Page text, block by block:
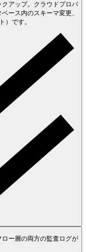
アップ。クラウドプロバ
ース内のスキーマ変更、
）です。
ー層の両方の監査ログが